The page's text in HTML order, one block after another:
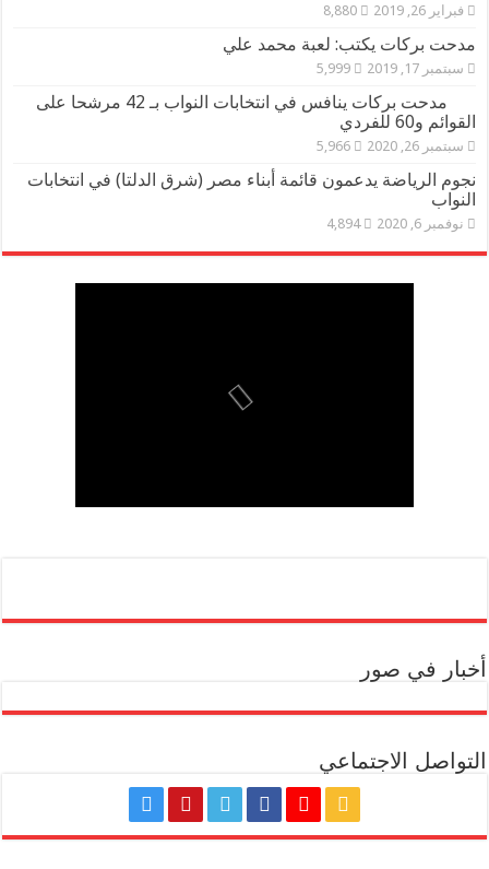
فبراير 26, 2019 8,880
مدحت بركات يكتب: لعبة محمد علي
سبتمبر 17, 2019 5,999
مدحت بركات ينافس في انتخابات النواب بـ 42 مرشحا على
القوائم و60 للفردي
سبتمبر 26, 2020 5,966
نجوم الرياضة يدعمون قائمة أبناء مصر (شرق الدلتا) في انتخابات
النواب
نوفمبر 6, 2020 4,894
أخبار في صور
التواصل الاجتماعي